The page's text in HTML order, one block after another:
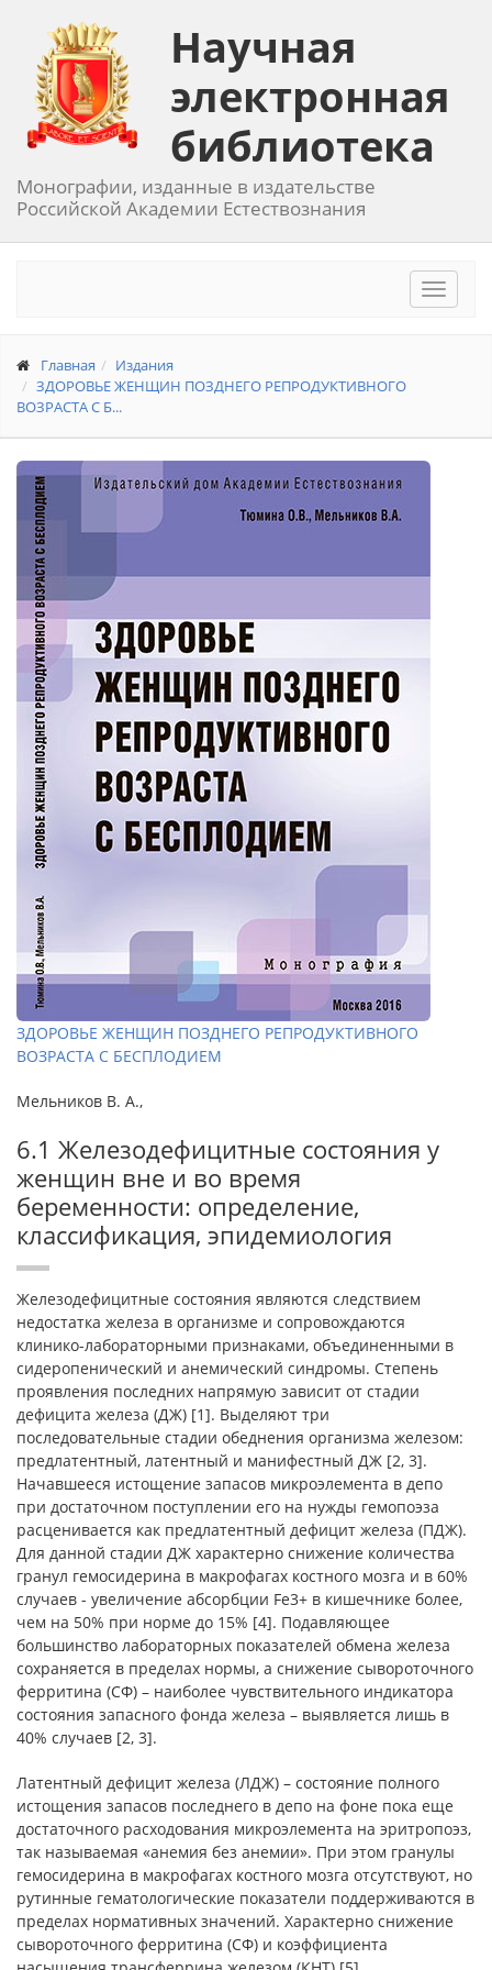
Научная
электронная
библиотека
Монографии, изданные в издательстве
Российской Академии Естествознания
Toggle
Главная
Издания
ЗДОРОВЬЕ ЖЕНЩИН ПОЗДНЕГО РЕПРОДУКТИВНОГО
ВОЗРАСТА С Б...
ЗДОРОВЬЕ ЖЕНЩИН ПОЗДНЕГО РЕПРОДУКТИВНОГО
ВОЗРАСТА С БЕСПЛОДИЕМ
Мельников В. А.,
6.1 Железодефицитные состояния у
женщин вне и во время
беременности: определение,
классификация, эпидемиология
Железодефицитные состояния являются следствием
недостатка железа в организме и сопровождаются
клинико-лабораторными признаками, объединенными в
сидеропенический и анемический синдромы. Степень
проявления последних напрямую зависит от стадии
дефицита железа (ДЖ) [1]. Выделяют три
последовательные стадии обеднения организма железом:
предлатентный, латентный и манифестный ДЖ [2, 3].
Начавшееся истощение запасов микроэлемента в депо
при достаточном поступлении его на нужды гемопоэза
расценивается как предлатентный дефицит железа (ПДЖ).
Для данной стадии ДЖ характерно снижение количества
гранул гемосидерина в макрофагах костного мозга и в 60%
случаев - увеличение абсорбции Fe3+ в кишечнике более,
чем на 50% при норме до 15% [4]. Подавляющее
большинство лабораторных показателей обмена железа
сохраняется в пределах нормы, а снижение сывороточного
ферритина (СФ) – наиболее чувствительного индикатора
состояния запасного фонда железа – выявляется лишь в
40% случаев [2, 3].
Латентный дефицит железа (ЛДЖ) – состояние полного
истощения запасов последнего в депо на фоне пока еще
достаточного расходования микроэлемента на эритропоэз,
так называемая «анемия без анемии». При этом гранулы
гемосидерина в макрофагах костного мозга отсутствуют, но
рутинные гематологические показатели поддерживаются в
пределах нормативных значений. Характерно снижение
сывороточного ферритина (СФ) и коэффициента